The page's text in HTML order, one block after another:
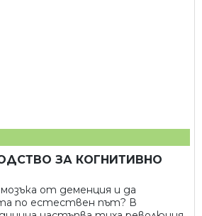
ЗА КОГНИТИВНО
от деменция и да
по естествен път? В